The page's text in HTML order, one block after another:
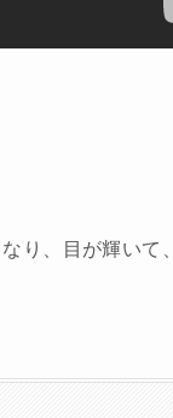
り、目が輝いて、